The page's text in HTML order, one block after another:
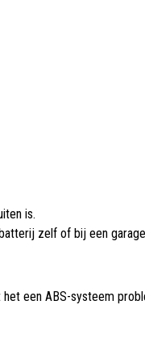
is.
zelf of bij een
een ABS-systeem